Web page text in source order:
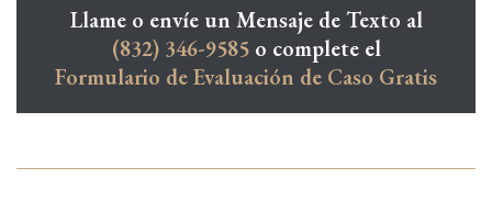
Llame o envíe un Mensaje de Texto al
(832) 346-9585o complete el
Formulario de Evaluación de Caso Gratis